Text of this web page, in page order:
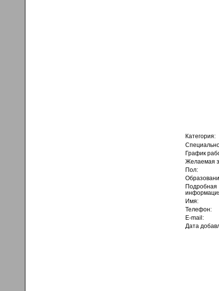
Категория:
График
Желаемая
Пол:
Подробная
Имя:
Телефон:
E-mail:
Дата